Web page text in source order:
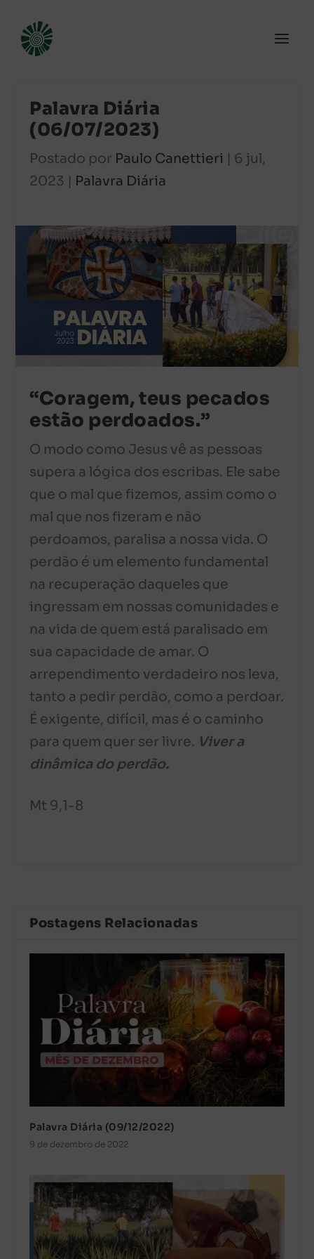
Palavra Diária
(06/07/2023)
Postado por Paulo Canettieri | 6 jul,
2023 | Palavra Diária
“Coragem, teus pecados
estão perdoados.”
O modo como Jesus vê as pessoas
supera a lógica dos escribas. Ele sabe
que o mal que fizemos, assim como o
mal que nos fizeram e não
perdoamos, paralisa a nossa vida. O
perdão é um elemento fundamental
na recuperação daqueles que
ingressam em nossas comunidades e
na vida de quem está paralisado em
sua capacidade de amar. O
arrependimento verdadeiro nos leva,
tanto a pedir perdão, como a perdoar.
É exigente, difícil, mas é o caminho
para quem quer ser livre. Viver a
dinâmica do perdão.
Mt 9,1-8
Postagens Relacionadas
Palavra Diária (09/12/2022)
9 de dezembro de 2022